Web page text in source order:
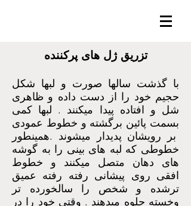
با گذشت سالها صورت و لبها شکل
حجیم خود را از دست داده و ظاهری
شل و افتاده پیدا میکنند . لبها کمی
بسمت پائین برگشته و خطوط عمودی
بر رویشان پدیدار میشوند .همینطور
خطوطی که لبه های بینی را به گوشه
های دهان متصل میکنند و خطوط
افقی روی پیشانی رفته رفته عمیق
ترشده و شخص را سالخورده تر
وخسته جلوه میدهند . وقتی خود را در
تزریق ژل های پرکننده